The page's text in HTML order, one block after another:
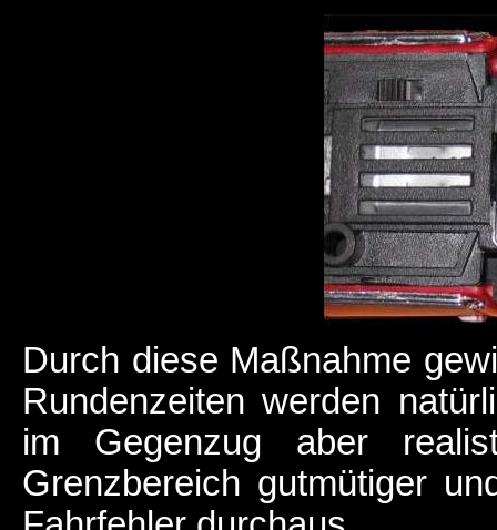
Durch diese Maßnahme
Rundenzeiten werden
im Gegenzug aber
Grenzbereich gutmütiger